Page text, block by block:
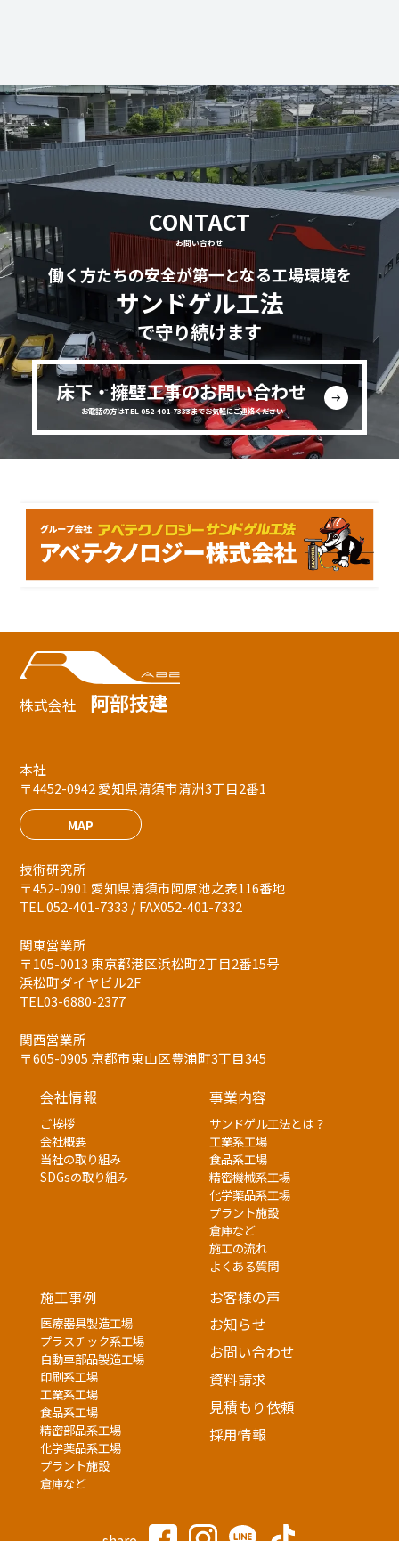
CONTACT
お問い合わせ
働く方たちの安全が第一となる工場環境を
サンドゲル工法
で守り続けます
床下・擁壁工事のお問い合わせ
お電話の方はTEL 052-401-7333までお気軽にご連絡ください
株式会社 阿部技建
本社
〒4452-0942 愛知県清須市清洲3丁目2番1
MAP
技術研究所
〒452-0901 愛知県清須市阿原池之表116番地
TEL 052-401-7333 / FAX052-401-7332
関東営業所
〒105-0013 東京都港区浜松町2丁目2番15号
浜松町ダイヤビル2F
TEL03-6880-2377
関西営業所
〒605-0905 京都市東山区豊浦町3丁目345
会社情報
ご挨拶
会社概要
当社の取り組み
SDGsの取り組み
事業内容
サンドゲル工法とは？
工業系工場
食品系工場
精密機械系工場
化学薬品系工場
プラント施設
倉庫など
施工の流れ
よくある質問
施工事例
医療器具製造工場
プラスチック系工場
自動車部品製造工場
印刷系工場
工業系工場
食品系工場
精密部品系工場
化学薬品系工場
プラント施設
倉庫など
お客様の声
お知らせ
お問い合わせ
資料請求
見積もり依頼
採用情報